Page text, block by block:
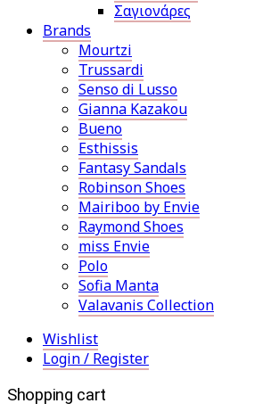
Σαγιονάρες
Brands
Mourtzi
Trussardi
Senso di Lusso
Gianna Kazakou
Bueno
Esthissis
Fantasy Sandals
Robinson Shoes
Mairiboo by Envie
Raymond Shoes
miss Envie
Polo
Sofia Manta
Valavanis Collection
Wishlist
Login / Register
Shopping cart